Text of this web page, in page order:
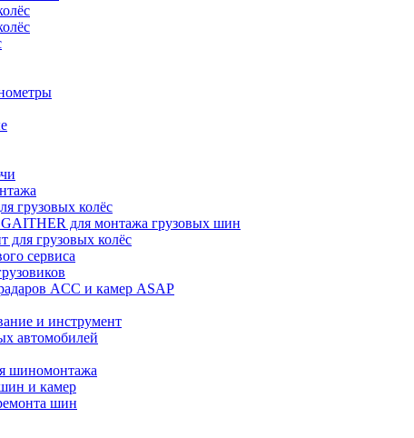
грузовых колёс
для монтажа грузовых шин
для грузовых колёс
сервиса
ACC и камер ASAP
и инструмент
автомобилей
шиномонтажа
и камер
шин